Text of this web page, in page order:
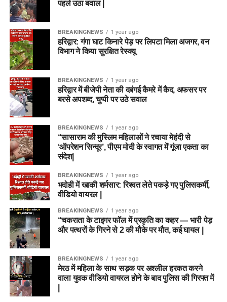
पहले उठा बवाल |
BREAKINGNEWS 1 year ago
हरिद्वार: गंगा घाट किनारे पेड़ पर लिपटा मिला अजगर, वन
विभाग ने किया सुरक्षित रेस्क्यू
BREAKINGNEWS 1 year ago
हरिद्वार में बीजेपी नेता की दबंगई कैमरे में कैद, अफसर पर
बरसे अपशब्द, चुप्पी पर उठे सवाल
BREAKINGNEWS 1 year ago
“सासाराम की मुस्लिम महिलाओं ने रचाया मेहंदी से
‘ऑपरेशन सिन्दूर’, पीएम मोदी के स्वागत में गूंजा एकता का
संदेश|
BREAKINGNEWS 1 year ago
भदोही में खाकी शर्मसार: रिश्वत लेते पकड़े गए पुलिसकर्मी,
वीडियो वायरल |
BREAKINGNEWS 1 year ago
“चकराता के टाइगर फॉल में प्रकृति का कहर — भारी पेड़
और पत्थरों के गिरने से 2 की मौके पर मौत, कई घायल |
BREAKINGNEWS 1 year ago
मेरठ में महिला के साथ सड़क पर अश्लील हरकत करने
वाला युवक वीडियो वायरल होने के बाद पुलिस की गिरफ्त में